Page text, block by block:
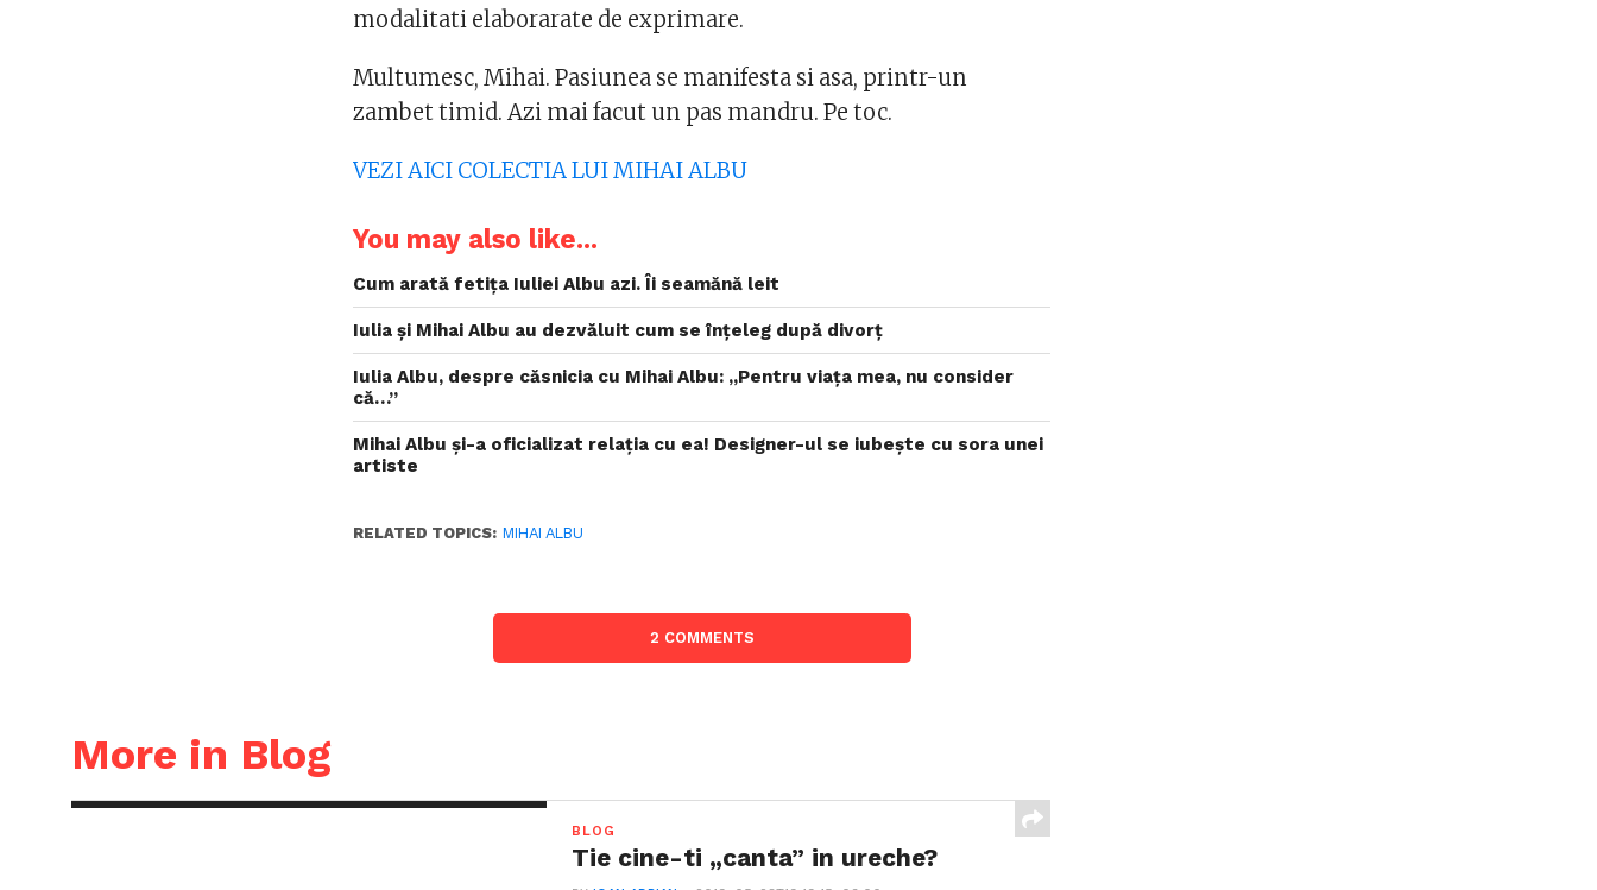
modalitati elaborarate de exprimare.
Multumesc, Mihai. Pasiunea se manifesta si asa, printr-un
zambet timid. Azi mai facut un pas mandru. Pe toc.
VEZI AICI COLECTIA LUI MIHAI ALBU
You may also like...
Cum arată fetița Iuliei Albu azi. Îi seamănă leit
Iulia și Mihai Albu au dezvăluit cum se înțeleg după divorț
Iulia Albu, despre căsnicia cu Mihai Albu: „Pentru viața mea, nu consider
că…”
Mihai Albu și-a oficializat relația cu ea! Designer-ul se iubește cu sora unei
artiste
RELATED TOPICS: MIHAI ALBU
2 COMMENTS
More in Blog
BLOG
Tie cine-ti „canta” in ureche?